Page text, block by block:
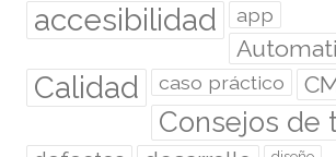
accesibilidad app
Calidad caso práctico
Consejos de